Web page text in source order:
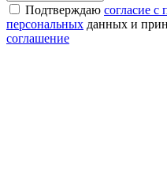
Подтверждаю согласие с
персональных данных и
соглашение